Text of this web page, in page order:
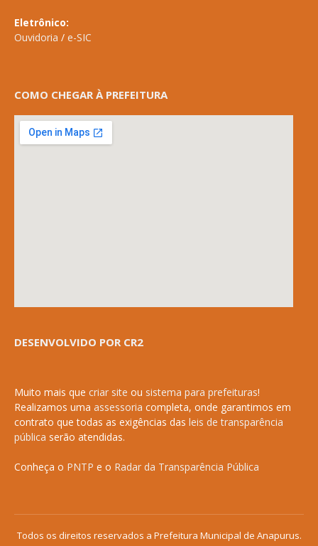
Eletrônico:
Ouvidoria / e-SIC
COMO CHEGAR À PREFEITURA
DESENVOLVIDO POR CR2
Muito mais que criar site ou sistema para prefeituras!
Realizamos uma assessoria completa, onde garantimos em
contrato que todas as exigências das leis de transparência
pública serão atendidas.
Conheça o PNTP e o Radar da Transparência Pública
Todos os direitos reservados a Prefeitura Municipal de Anapurus.